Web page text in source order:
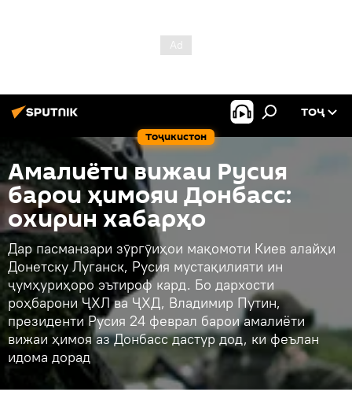
Тоҷикистон
ТОҶ
Амалиёти вижаи Русия
барои ҳимояи Донбасс:
охирин хабарҳо
Дар пасманзари зӯргӯиҳои мақомоти Киев алайҳи
Донетску Луганск, Русия мустақилияти ин
ҷумҳуриҳоро эътироф кард. Бо дархости
роҳбарони ҶХЛ ва ҶХД, Владимир Путин,
президенти Русия 24 феврал барои амалиёти
вижаи ҳимоя аз Донбасс дастур дод, ки феълан
идома дорад